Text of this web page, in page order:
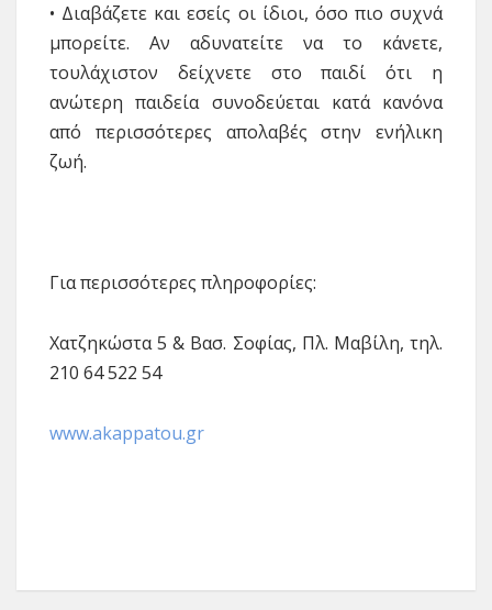
• Διαβάζετε και εσείς οι ίδιοι, όσο πιο συχνά
μπορείτε. Αν αδυνατείτε να το κάνετε,
τουλάχιστον δείχνετε στο παιδί ότι η
ανώτερη παιδεία συνοδεύεται κατά κανόνα
από περισσότερες απολαβές στην ενήλικη
ζωή.
Για περισσότερες πληροφορίες:
Χατζηκώστα 5 & Βασ. Σοφίας, Πλ. Μαβίλη, τηλ.
210 64 522 54
www.akappatou.gr